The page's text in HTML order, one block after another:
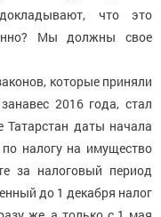
что это
Мы должны свое
которые приняли
2016 года, стал
Татарстан даты начала
налогу на имущество
за налоговый период
до 1 декабря налог